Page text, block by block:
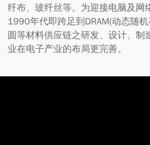
纤布、玻纤丝等。为迎接电脑及网
1990年代即跨足到DRAM(动态随
圆等材料供应链之研发、设计、制
业在电子产业的布局更完善。